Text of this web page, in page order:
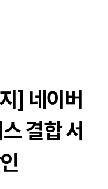
] 네이버
결합 서